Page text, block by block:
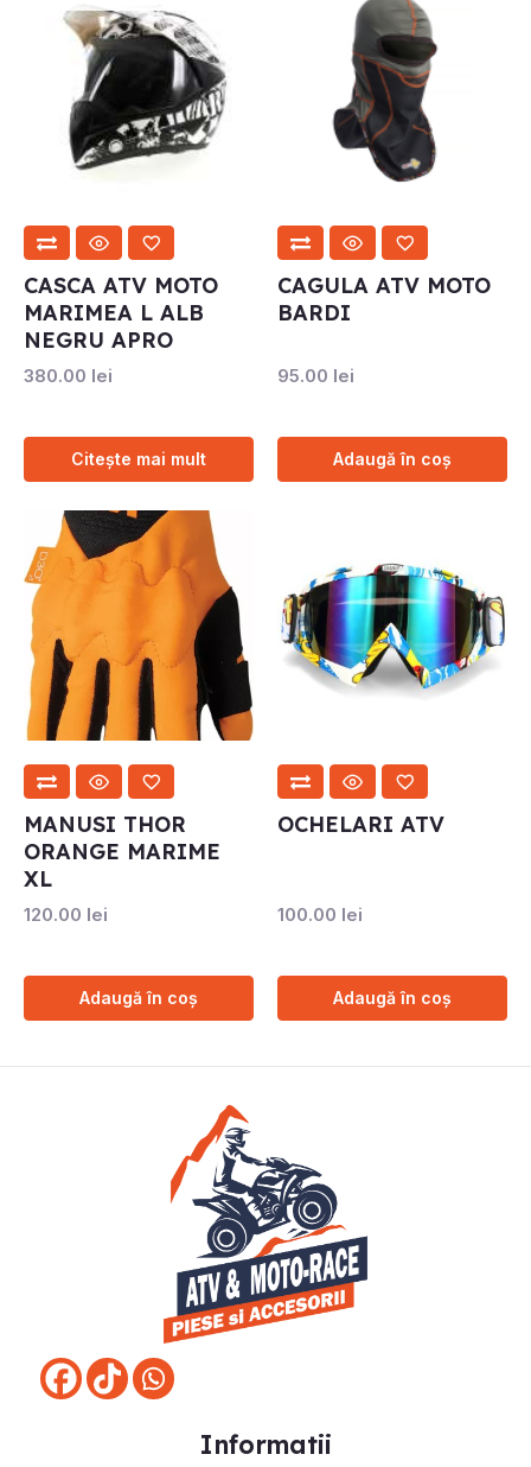
CASCA ATV MOTO
MARIMEA L ALB
NEGRU APRO
380.00 lei
Citește mai mult
CAGULA ATV MOTO
BARDI
95.00 lei
Adaugă în coș
MANUSI THOR
ORANGE MARIME
XL
120.00 lei
Adaugă în coș
OCHELARI ATV
100.00 lei
Adaugă în coș
Informatii